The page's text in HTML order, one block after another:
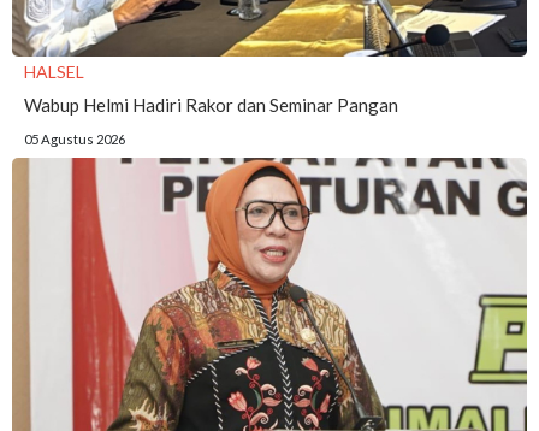
HALSEL
Wabup Helmi Hadiri Rakor dan Seminar Pangan
05 Agustus 2026